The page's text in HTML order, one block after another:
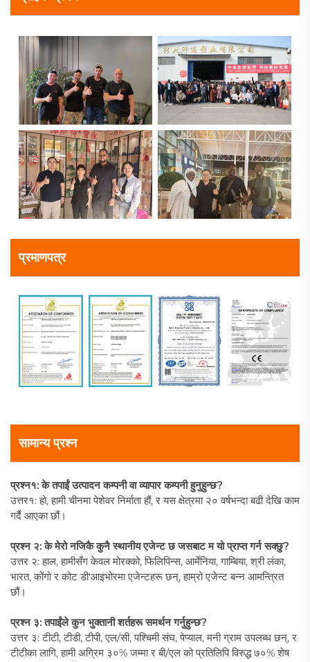
प्रमाणपत्र
सामान्य प्रश्न
प्रश्न१: के तपाईं उत्पादन कम्पनी वा व्यापार कम्पनी हुनुहुन्छ?
उत्तर१: हो, हामी चीनमा पेशेवर निर्माता हौं, र यस क्षेत्रमा २० वर्षभन्दा बढी देखि काम
गर्दै आएका छौं।
प्रश्न २: के मेरो नजिकै कुनै स्थानीय एजेन्ट छ जसबाट म यो प्राप्त गर्न सक्छु?
उत्तर २: हाल, हामीसँग केवल मोरक्को, फिलिपिन्स, आर्मेनिया, गाम्बिया, श्री लंका,
भारत, कोंगो र कोट डी'आइभोरमा एजेन्टहरू छन्, हाम्रो एजेन्ट बन्न आमन्त्रित
छौं।
प्रश्न ३: तपाईंले कुन भुक्तानी शर्तहरू समर्थन गर्नुहुन्छ?
उत्तर ३: टीटी, टीडी, टीपी, एल/सी, पश्चिमी संघ, पेप्याल, मनी ग्राम उपलब्ध छन्, र
टीटीका लागि, हामी अग्रिम ३०% जम्मा र बी/एल को प्रतिलिपि विरुद्ध ७०% शेष